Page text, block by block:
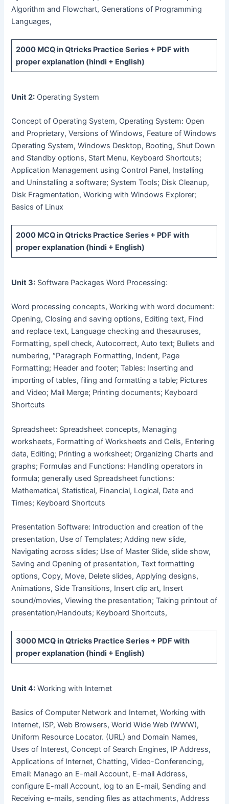
Algorithm and Flowchart, Generations of Programming
Languages,
2000 MCQin Qtricks Practice Series + PDF with
proper explanation (hindi + English)
Unit 2: Operating System
Concept of Operating System, Operating System: Open
and Proprietary, Versions of Windows, Feature of Windows
Operating System, Windows Desktop, Booting, Shut Down
and Standby options, Start Menu, Keyboard Shortcuts;
Application Management using Control Panel, Installing
and Uninstalling a software; System Tools; Disk Cleanup,
Disk Fragmentation, Working with Windows Explorer;
Basics of Linux
2000 MCQin Qtricks Practice Series + PDF with
proper explanation (hindi + English)
Unit 3: Software Packages Word Processing:
Word processing concepts, Working with word document:
Opening, Closing and saving options, Editing text, Find
and replace text, Language checking and thesauruses,
Formatting, spell check, Autocorrect, Auto text; Bullets and
numbering, “Paragraph Formatting, Indent, Page
Formatting; Header and footer; Tables: Inserting and
importing of tables, filing and formatting a table; Pictures
and Video; Mail Merge; Printing documents; Keyboard
Shortcuts
Spreadsheet: Spreadsheet concepts, Managing
worksheets, Formatting of Worksheets and Cells, Entering
data, Editing; Printing a worksheet; Organizing Charts and
graphs; Formulas and Functions: Handling operators in
formula; generally used Spreadsheet functions:
Mathematical, Statistical, Financial, Logical, Date and
Times; Keyboard Shortcuts
Presentation Software: Introduction and creation of the
presentation, Use of Templates; Adding new slide,
Navigating across slides; Use of Master Slide, slide show,
Saving and Opening of presentation, Text formatting
options, Copy, Move, Delete slides, Applying designs,
Animations, Side Transitions, Insert clip art, Insert
sound/movies, Viewing the presentation; Taking printout of
presentation/Handouts; Keyboard Shortcuts,
3000 MCQin Qtricks Practice Series + PDF with
proper explanation (hindi + English)
Unit 4: Working with Internet
Basics of Computer Network and Internet, Working with
Internet, ISP, Web Browsers, World Wide Web (WWW),
Uniform Resource Locator. (URL) and Domain Names,
Uses of Interest, Concept of Search Engines, IP Address,
Applications of Internet, Chatting, Video-Conferencing,
Email: Manago an E-mail Account, E-mail Address,
configure E-mall Account, log to an E-mail, Sending and
Receiving e-mails, sending files as attachments, Address